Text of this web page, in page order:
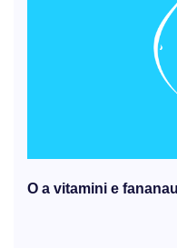
O a vitamini e